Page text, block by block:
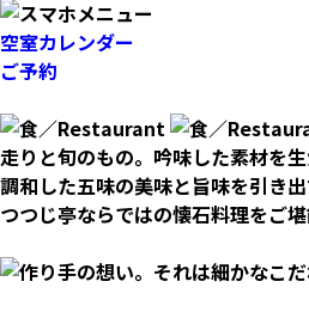
空室カレンダー
ご予約
走りと旬のもの。吟味した素材を
調和した五味の美味と旨味を引き出
つつじ亭ならではの懐石料理をご堪